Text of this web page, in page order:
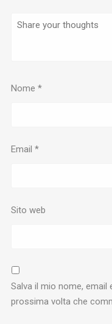
Finance
Nome *
Email *
Sito web
Salva il mio nome,
prossima volta che